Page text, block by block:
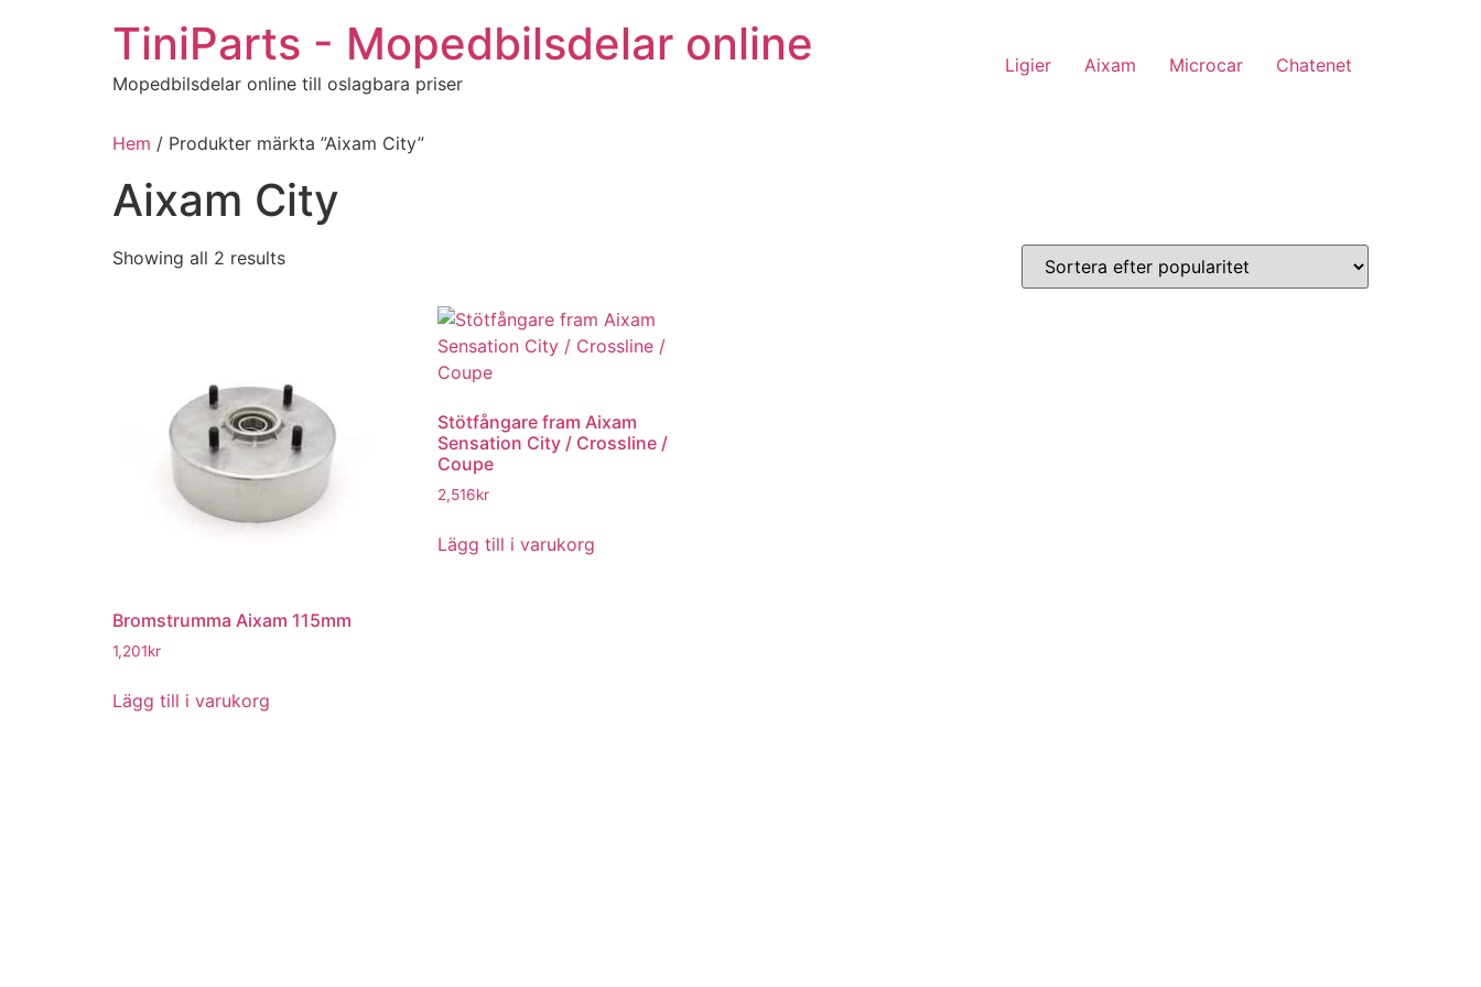
TiniParts - Mopedbilsdelar online
Mopedbilsdelar online till oslagbara priser
Ligier Aixam Microcar Chatenet
Hem / Produkter märkta ”Aixam City”
Aixam City
Showing all 2 resultsSorted
Bromstrumma Aixam 115mm
1,201kr
Lägg till i varukorg
Stötfångare fram Aixam
Sensation City / Crossline /
Coupe
2,516kr
Lägg till i varukorg